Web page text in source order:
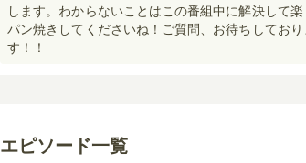
します。わからないことはこの番組中に解決して楽
パン焼きしてくださいね！ご質問、お待ちしており
す！！
エピソード一覧